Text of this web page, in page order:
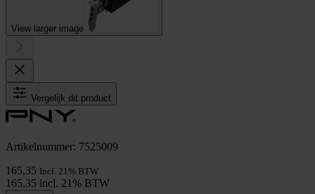
View larger image
Vergelijk dit product
Artikelnummer: 7525009
165,35 Incl. 21% BTW
165,35 incl. 21% BTW